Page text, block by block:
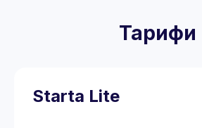
Тарифи
Starta Lite